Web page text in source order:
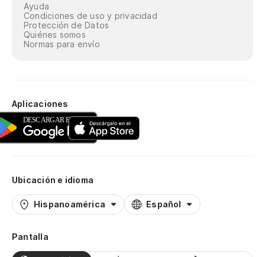
Ayuda
Condiciones de uso y privacidad
Protección de Datos
Quiénes somos
Normas para envío
Aplicaciones
Ubicación e idioma
Hispanoamérica Español
Pantalla